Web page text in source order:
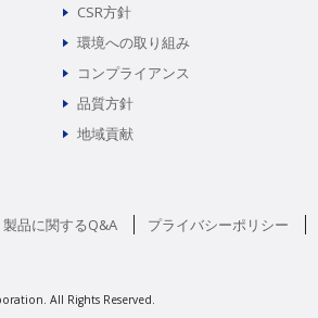
CSR方針
環境への取り組み
コンプライアンス
品質方針
地域貢献
製品に関するQ&A プライバシーポリシー
All Rights Reserved.